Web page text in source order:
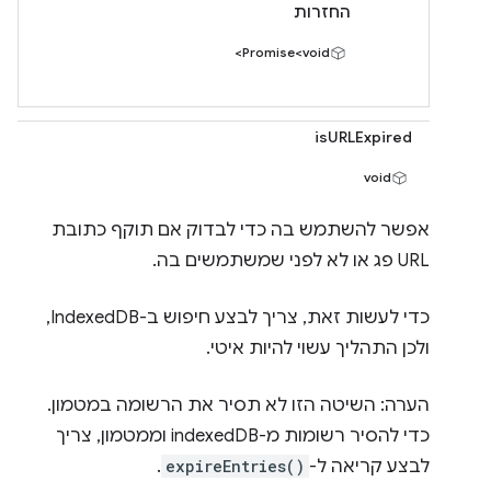
החזרות
Promise<void>
isURLExpired
void
אפשר להשתמש בה כדי לבדוק אם תוקף כתובת
URL פג או לא לפני שמשתמשים בה.
כדי לעשות זאת, צריך לבצע חיפוש ב-IndexedDB,
ולכן התהליך עשוי להיות איטי.
הערה: השיטה הזו לא תסיר את הרשומה במטמון.
כדי להסיר רשומות מ-indexedDB וממטמון, צריך
לבצע קריאה ל- expireEntries()
.